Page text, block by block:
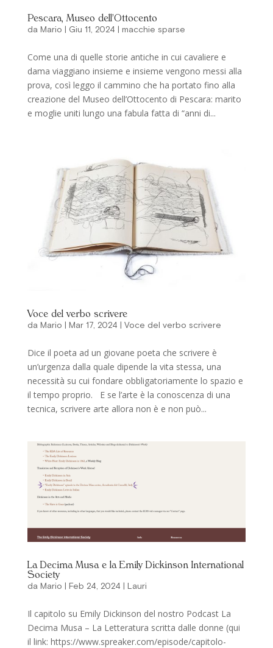
Pescara, Museo dell’Ottocento
da Mario Giu 11, 2024 macchie sparse
Come una di quelle storie antiche in cui cavaliere e
dama viaggiano insieme e insieme vengono messi alla
prova, così leggo il cammino che ha portato fino alla
creazione del Museo dell’Ottocento di Pescara: marito
e moglie uniti lungo una fabula fatta di “anni di...
Voce del verbo scrivere
da Mario Mar 17, 2024 Voce del verbo scrivere
Dice il poeta ad un giovane poeta che scrivere è
un’urgenza dalla quale dipende la vita stessa, una
necessità su cui fondare obbligatoriamente lo spazio e
il tempo proprio. E se l’arte è la conoscenza di una
tecnica, scrivere arte allora non è e non può...
La Decima Musa e la Emily Dickinson International
Society
da Mario Feb 24, 2024 Lauri
Il capitolo su Emily Dickinson del nostro Podcast La
Decima Musa – La Letteratura scritta dalle donne (qui
il link: https://www.spreaker.com/episode/capitolo-